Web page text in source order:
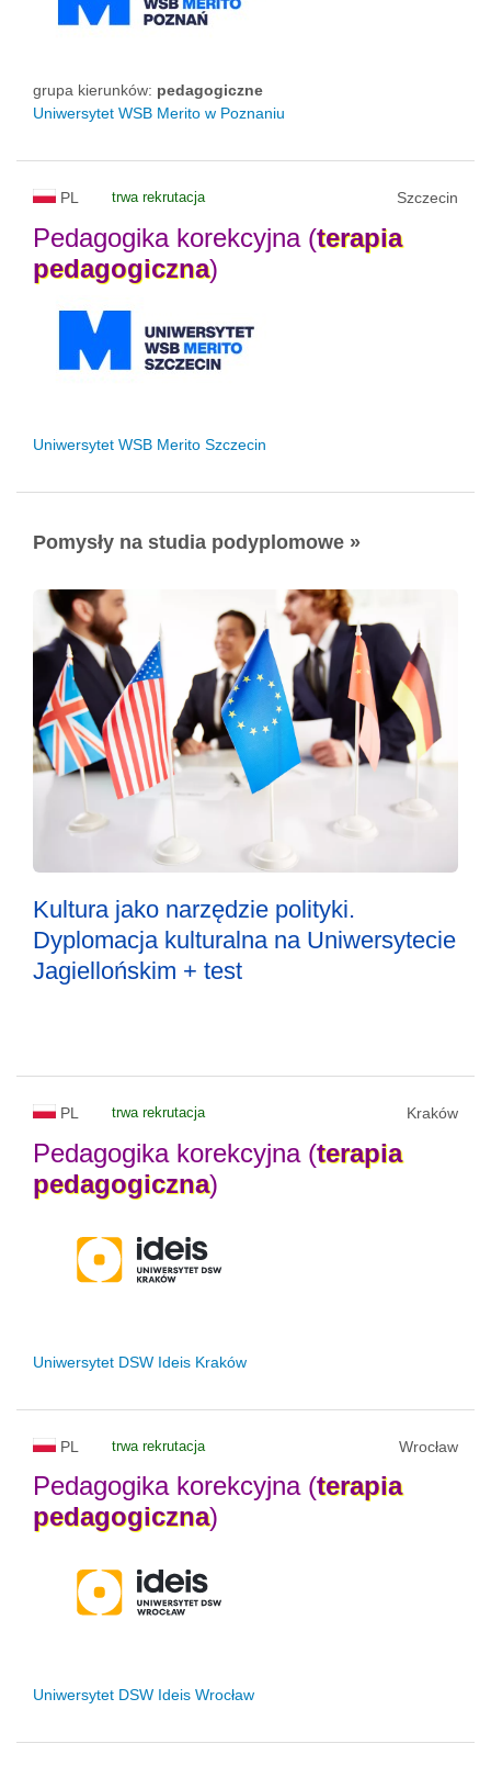
grupa kierunków: pedagogiczne
Uniwersytet WSB Merito w Poznaniu
PL trwa rekrutacja Szczecin
Pedagogika korekcyjna (terapia
pedagogiczna)
Uniwersytet WSB Merito Szczecin
Pomysły na studia podyplomowe »
Kultura jako narzędzie polityki.
Dyplomacja kulturalna na Uniwersytecie
Jagiellońskim + test
PL trwa rekrutacja Kraków
Pedagogika korekcyjna (terapia
pedagogiczna)
Uniwersytet DSW Ideis Kraków
PL trwa rekrutacja Wrocław
Pedagogika korekcyjna (terapia
pedagogiczna)
Uniwersytet DSW Ideis Wrocław